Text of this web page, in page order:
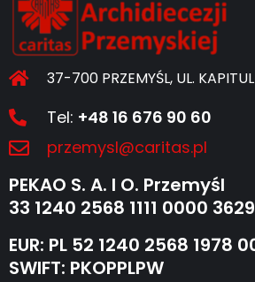
37-700 PRZEMYŚL, UL.
Tel: +48 16 676 90 60
przemysl@caritas.pl
PEKAO S. A. I O. Przemyśl
33 1240 2568 1111 0000
EUR: PL 52 1240 2568 1978
SWIFT: PKOPPLPW